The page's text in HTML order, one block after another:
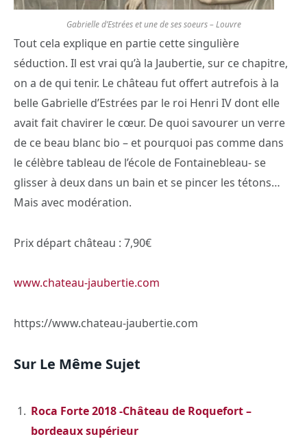
Gabrielle d’Estrées et une de ses soeurs – Louvre
Tout cela explique en partie cette singulière
séduction. Il est vrai qu’à la Jaubertie, sur ce chapitre,
on a de qui tenir. Le château fut offert autrefois à la
belle Gabrielle d’Estrées par le roi Henri IV dont elle
avait fait chavirer le cœur. De quoi savourer un verre
de ce beau blanc bio – et pourquoi pas comme dans
le célèbre tableau de l’école de Fontainebleau- se
glisser à deux dans un bain et se pincer les tétons…
Mais avec modération.
Prix départ château : 7,90€
www.chateau-jaubertie.com
https://www.chateau-jaubertie.com
Sur Le Même Sujet
Roca Forte 2018 -Château de Roquefort –
bordeaux supérieur